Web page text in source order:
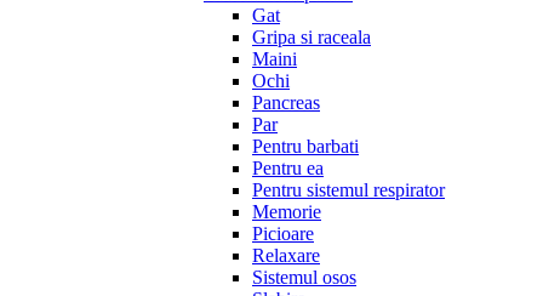
Gat
Gripa si raceala
Maini
Ochi
Pancreas
Par
Pentru barbati
Pentru ea
Pentru sistemul respirator
Memorie
Picioare
Relaxare
Sistemul osos